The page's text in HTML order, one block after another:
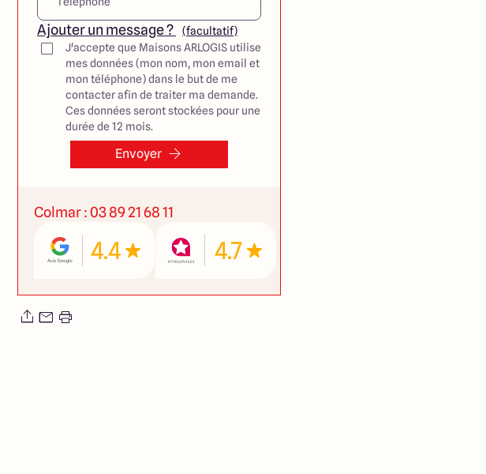
Ajouter un message ?
(facultatif)
J'accepte que Maisons ARLOGIS utilise
mes données (mon nom, mon email et
mon téléphone) dans le but de me
contacter afin de traiter ma demande.
Ces données seront stockées pour une
durée de 12 mois.
Envoyer
Colmar : 03 89 21 68 11
4.4 4.7